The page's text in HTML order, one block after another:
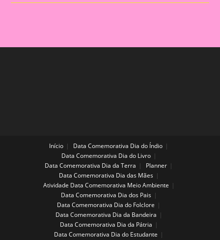
Início
Data Comemorativa Dia do Índio
Data Comemorativa Dia do Livro
Data Comemorativa Dia da Terra
Planner
Data Comemorativa Dia das Mães
Atividade Data Comemorativa Meio Ambiente
Data Comemorativa Dia dos Pais
Data Comemorativa Dia do Folclore
Data Comemorativa Dia da Bandeira
Data Comemorativa Dia da Pátria
Data Comemorativa Dia do Estudante